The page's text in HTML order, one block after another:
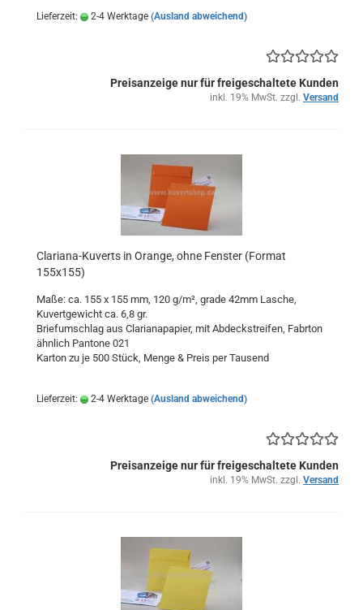
Lieferzeit: 2-4 Werktage (Ausland abweichend)
Preisanzeige nur für freigeschaltete Kunden
inkl. 19% MwSt. zzgl. Versand
Clariana-Kuverts in Orange, ohne Fenster (Format
155x155)
Maße: ca. 155 x 155 mm, 120 g/m², grade 42mm Lasche,
Kuvertgewicht ca. 6,8 gr.
Briefumschlag aus Clarianapapier, mit Abdeckstreifen, Fabrton
ähnlich Pantone 021
Karton zu je 500 Stück, Menge & Preis per Tausend
Lieferzeit: 2-4 Werktage (Ausland abweichend)
Preisanzeige nur für freigeschaltete Kunden
inkl. 19% MwSt. zzgl. Versand